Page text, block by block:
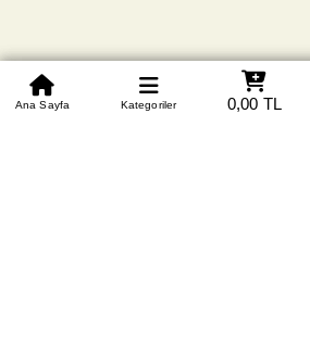
0850 305 09 70
Beden Tablosu Banka Hesapları
Ana Sayfa Kategoriler 0,00 TL